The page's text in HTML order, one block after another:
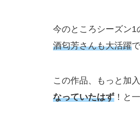
今のところシーズン1
酒匂芳さんも大活躍
この作品、もっと加
なっていたはず！と